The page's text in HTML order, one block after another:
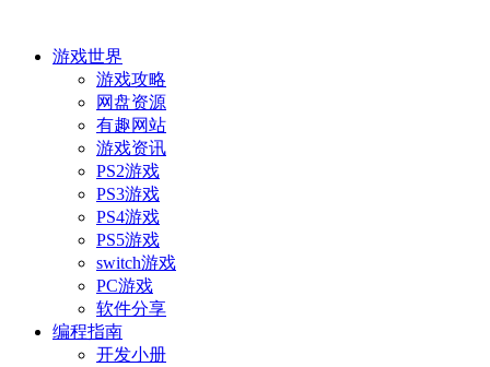
游戏世界
游戏攻略
网盘资源
有趣网站
游戏资讯
PS2游戏
PS3游戏
PS4游戏
PS5游戏
switch游戏
PC游戏
软件分享
编程指南
开发小册